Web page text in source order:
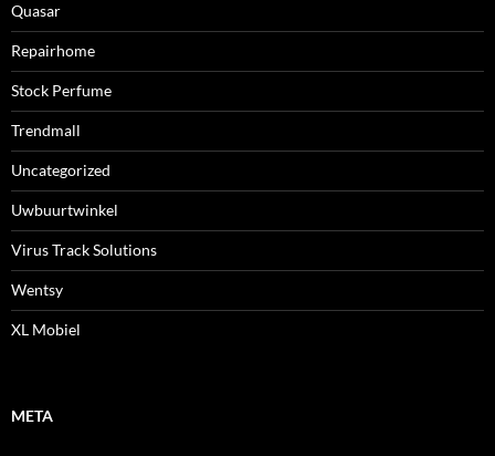
Quasar
Repairhome
Stock Perfume
Trendmall
Uncategorized
Uwbuurtwinkel
Virus Track Solutions
Wentsy
XL Mobiel
META